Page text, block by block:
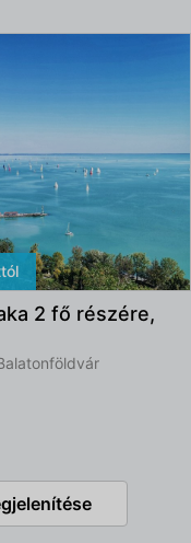
2 fő részére,